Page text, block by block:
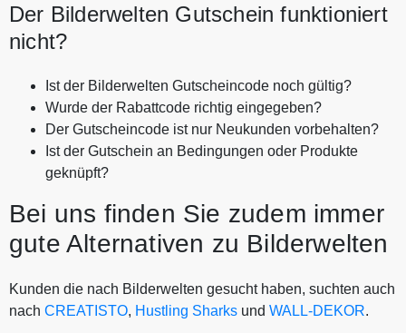
Der Bilderwelten Gutschein funktioniert
nicht?
Ist der Bilderwelten Gutscheincode noch gültig?
Wurde der Rabattcode richtig eingegeben?
Der Gutscheincode ist nur Neukunden vorbehalten?
Ist der Gutschein an Bedingungen oder Produkte
geknüpft?
Bei uns finden Sie zudem immer
gute Alternativen zu Bilderwelten
Kunden die nach Bilderwelten gesucht haben, suchten auch
nach CREATISTO, Hustling Sharks und WALL-DEKOR.